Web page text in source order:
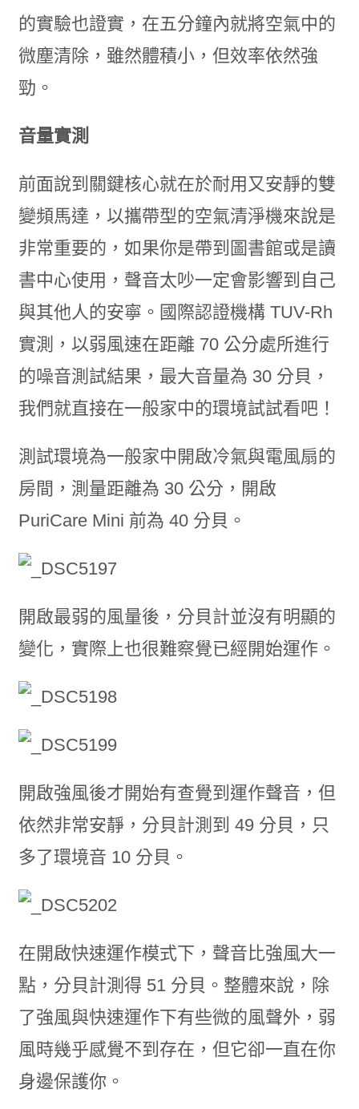
的實驗也證實，在五分鐘內就將空氣中的
微塵清除，雖然體積小，但效率依然強
勁。
音量實測
前面說到關鍵核心就在於耐用又安靜的雙
變頻馬達，以攜帶型的空氣清淨機來說是
非常重要的，如果你是帶到圖書館或是讀
書中心使用，聲音太吵一定會影響到自己
與其他人的安寧。國際認證機構 TUV-Rh
實測，以弱風速在距離 70 公分處所進行
的噪音測試結果，最大音量為 30 分貝，
我們就直接在一般家中的環境試試看吧！
測試環境為一般家中開啟冷氣與電風扇的
房間，測量距離為 30 公分，開啟
PuriCare Mini 前為 40 分貝。
開啟最弱的風量後，分貝計並沒有明顯的
變化，實際上也很難察覺已經開始運作。
開啟強風後才開始有查覺到運作聲音，但
依然非常安靜，分貝計測到 49 分貝，只
多了環境音 10 分貝。
在開啟快速運作模式下，聲音比強風大一
點，分貝計測得 51 分貝。整體來說，除
了強風與快速運作下有些微的風聲外，弱
風時幾乎感覺不到存在，但它卻一直在你
身邊保護你。